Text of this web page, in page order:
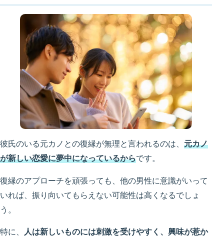
彼氏のいる元カノとの復縁が無理と言われるのは、 元カノ
が新しい恋愛に夢中になっているからです。
復縁のアプローチを頑張っても、他の男性に意識がいって
いれば、振り向いてもらえない可能性は高くなるでしょ
う。
特に、
人は新しいものには刺激を受けやすく、興味が惹か